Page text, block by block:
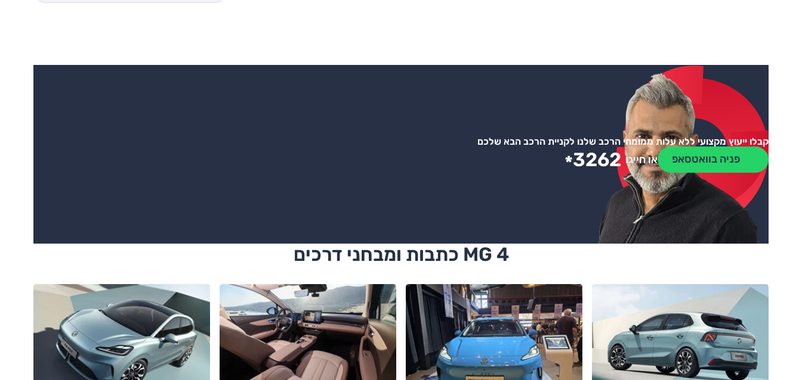
קבלו ייעוץ מקצועי ללא עלות ממומחי הרכב שלנו לקניית הרכב הבא שלכם
פניה בוואטסאפ או חייגו *3262
MG 4 כתבות ומבחני דרכים